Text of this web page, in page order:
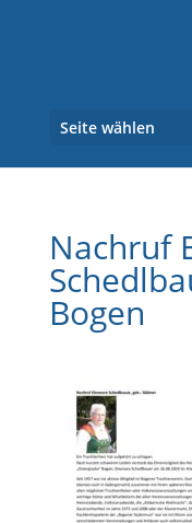
Seite wählen
Nachruf
Bogen